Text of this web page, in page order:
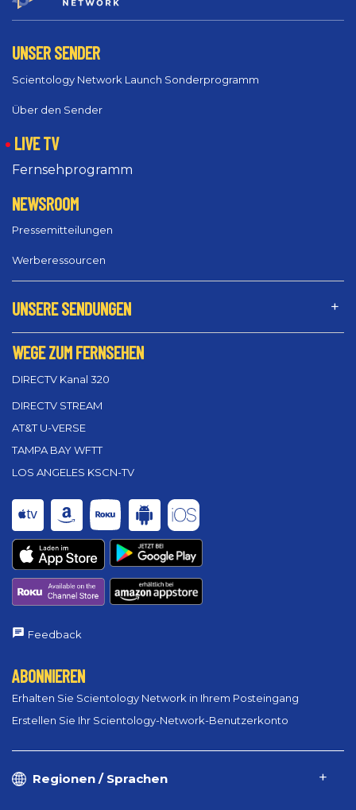
UNSER SENDER
Scientology Network Launch Sonderprogramm
Über den Sender
LIVE TV
Fernsehprogramm
NEWSROOM
Pressemitteilungen
Werberessourcen
UNSERE SENDUNGEN
WEGE ZUM FERNSEHEN
DIRECTV Kanal 320
DIRECTV STREAM
AT&T U-VERSE
TAMPA BAY WFTT
LOS ANGELES KSCN-TV
Feedback
ABONNIEREN
Erhalten Sie Scientology Network in Ihrem Posteingang
Erstellen Sie Ihr Scientology-Network-Benutzerkonto
Regionen / Sprachen